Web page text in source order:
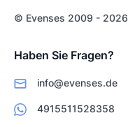
© Evenses 2009 - 2026
Haben Sie Fragen?
info@evenses.de
4915511528358